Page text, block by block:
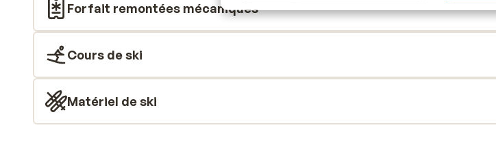
Forfait remontées mécaniques
Cours de ski
Matériel de ski